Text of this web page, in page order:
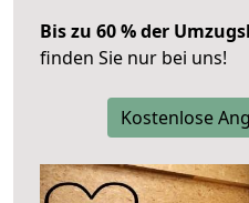
Bis zu 60 % der
finden Sie nur bei uns!
Kostenlose